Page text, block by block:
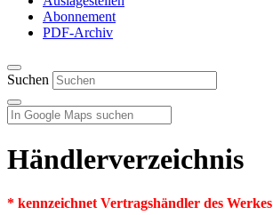
Abonnement
PDF-Archiv
Suchen
Händlerverzeichnis
* kennzeichnet Vertragshändler des Werkes